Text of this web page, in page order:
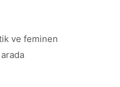
ve feminen